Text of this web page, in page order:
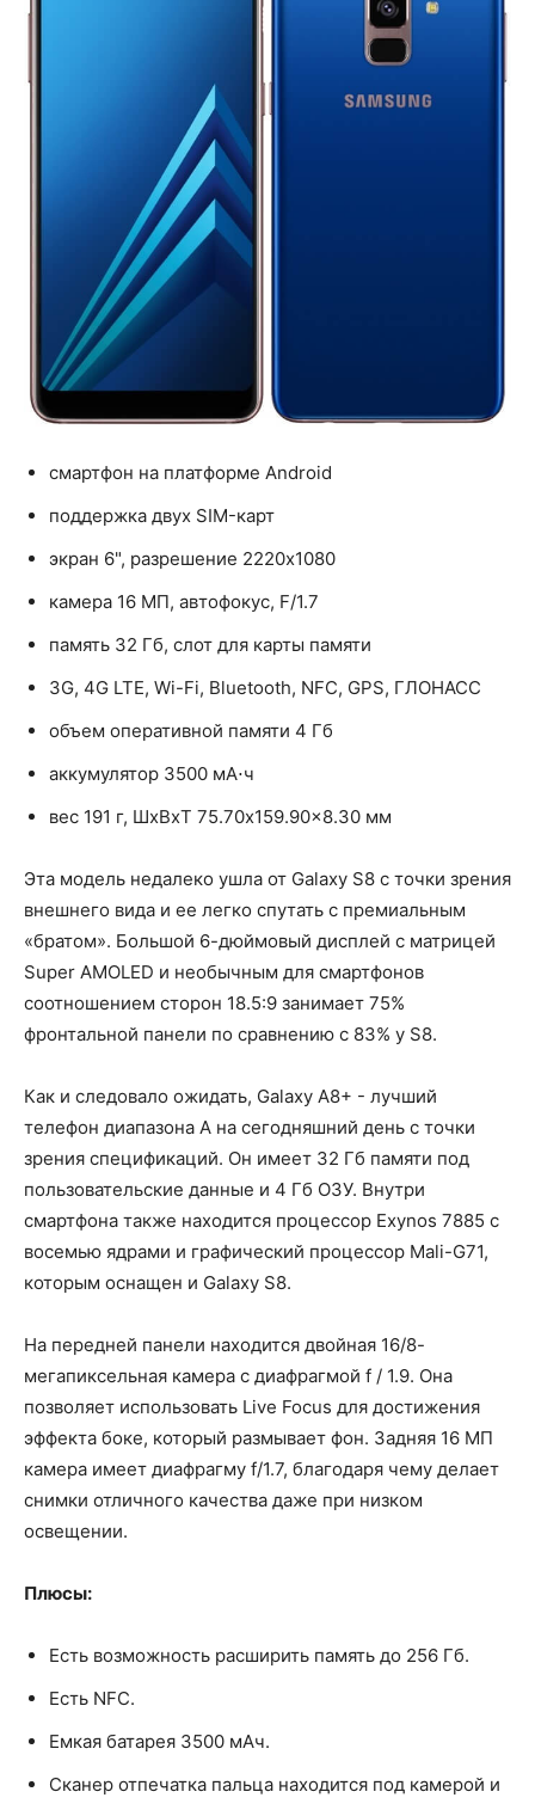
смартфон на платформе Android
поддержка двух SIM-карт
экран 6", разрешение 2220x1080
камера 16 МП, автофокус, F/1.7
память 32 Гб, слот для карты памяти
3G, 4G LTE, Wi-Fi, Bluetooth, NFC, GPS, ГЛОНАСС
объем оперативной памяти 4 Гб
аккумулятор 3500 мА⋅ч
вес 191 г, ШxВxТ 75.70x159.90x8.30 мм
Эта модель недалеко ушла от Galaxy S8 с точки зрения
внешнего вида и ее легко спутать с премиальным
«братом». Большой 6-дюймовый дисплей с матрицей
Super AMOLED и необычным для смартфонов
соотношением сторон 18.5:9 занимает 75%
фронтальной панели по сравнению с 83% у S8.
Как и следовало ожидать, Galaxy A8+ - лучший
телефон диапазона A на сегодняшний день с точки
зрения спецификаций. Он имеет 32 Гб памяти под
пользовательские данные и 4 Гб ОЗУ. Внутри
смартфона также находится процессор Exynos 7885 с
восемью ядрами и графический процессор Mali-G71,
которым оснащен и Galaxy S8.
На передней панели находится двойная 16/8-
мегапиксельная камера с диафрагмой f / 1.9. Она
позволяет использовать Live Focus для достижения
эффекта боке, который размывает фон. Задняя 16 МП
камера имеет диафрагму f/1.7, благодаря чему делает
снимки отличного качества даже при низком
освещении.
Плюсы:
Есть возможность расширить память до 256 Гб.
Есть NFC.
Емкая батарея 3500 мАч.
Сканер отпечатка пальца находится под камерой и